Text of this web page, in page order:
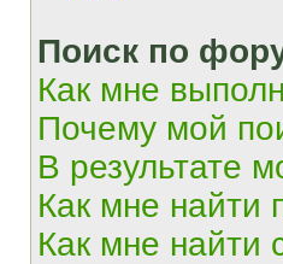
Поиск по
Как мне
Почему мой
В результате
Как мне найти
Как мне найти